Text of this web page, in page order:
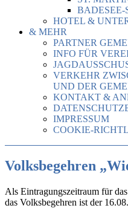
HOTEL &
& MEHR
PARTNER
INFO FÜR
VERKEHR
UND DER
KONTAKT &
IMPRESSUM
COOKIE-
Volksbegehren
Als Eintragungszeitraum für
das Volksbegehren ist der